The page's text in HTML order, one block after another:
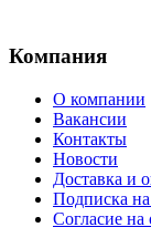
Компания
О компании
Вакансии
Контакты
Новости
Доставка и
Подписка
Согласие